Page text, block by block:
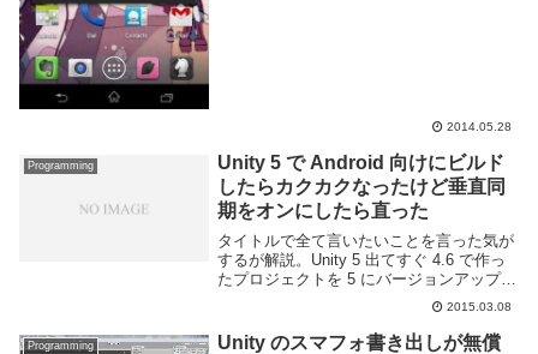
2014.05.28
Programming
Unity 5 で Android 向けにビルド
したらカクカクなったけど垂直同
期をオンにしたら直った
タイトルで全て言いたいことを言った気が
するが解説。Unity 5 出てすぐ 4.6 で作っ
たプロジェクトを 5 にバージョンアップさ
せたわけだけど、Android 向けにビルドし
たら何故かものすごく動作がカクカクして
いた。あれこれイジった結...
2015.03.08
Programming
Unity のスマフォ書き出しが無償